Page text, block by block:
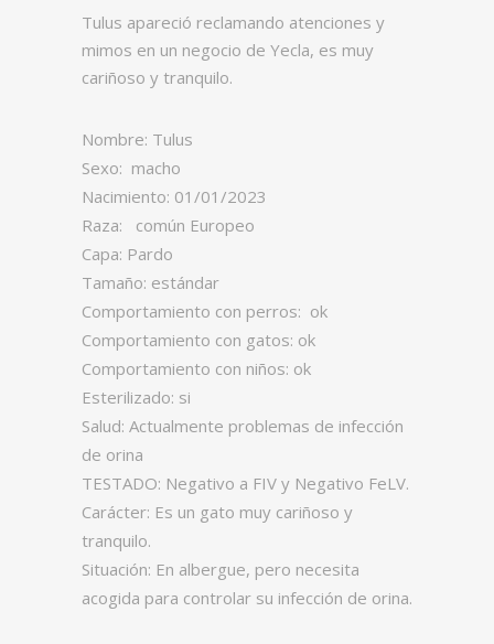
Tulus apareció reclamando atenciones y
mimos en un negocio de Yecla, es muy
cariñoso y tranquilo.
Nombre: Tulus
Sexo: macho
Nacimiento: 01/01/2023
Raza: común Europeo
Capa: Pardo
Tamaño: estándar
Comportamiento con perros: ok
Comportamiento con gatos: ok
Comportamiento con niños: ok
Esterilizado: si
Salud: Actualmente problemas de infección
de orina
TESTADO: Negativo a FIV y Negativo FeLV.
Carácter: Es un gato muy cariñoso y
tranquilo.
Situación: En albergue, pero necesita
acogida para controlar su infección de orina.